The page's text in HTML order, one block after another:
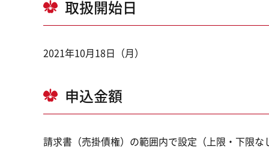
取扱開始日
2021年10月18日（月）
申込金額
請求書（売掛債権）の範囲内で設定（上限・下限な